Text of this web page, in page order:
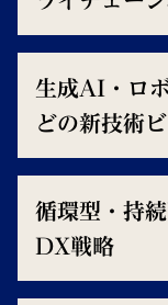
生成AI・ロ
どの新技術
循環型・持
DX戦略